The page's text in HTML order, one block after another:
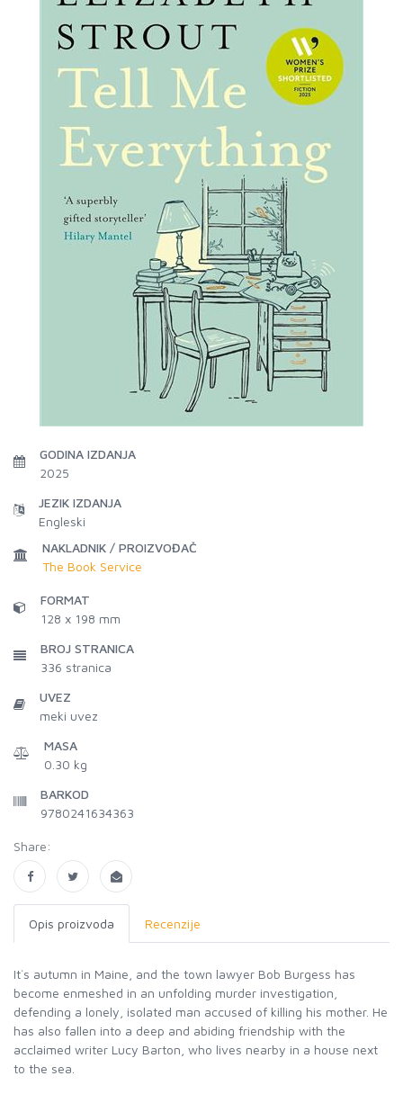
GODINA IZDANJA
2025
JEZIK IZDANJA
Engleski
NAKLADNIK / PROIZVOĐAČ
The Book Service
FORMAT
128 x 198 mm
BROJ STRANICA
336 stranica
UVEZ
meki uvez
MASA
0.30 kg
BARKOD
9780241634363
Share:
Opis proizvoda Recenzije
It`s autumn in Maine, and the town lawyer Bob Burgess has
become enmeshed in an unfolding murder investigation,
defending a lonely, isolated man accused of killing his mother. He
has also fallen into a deep and abiding friendship with the
acclaimed writer Lucy Barton, who lives nearby in a house next
to the sea.